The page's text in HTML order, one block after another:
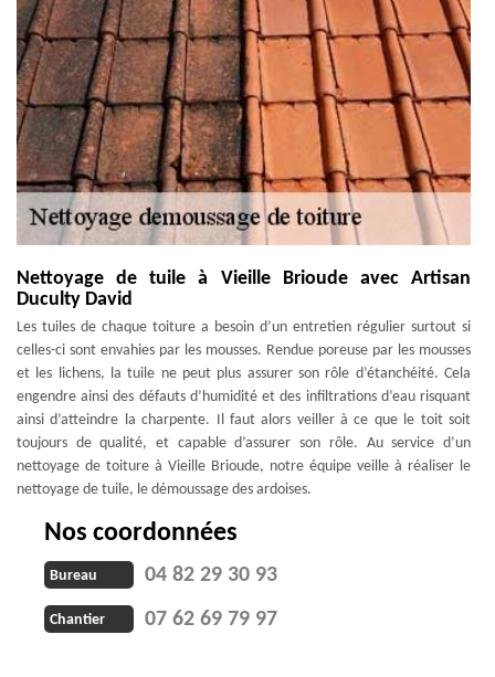
Nettoyage de tuile à Vieille Brioude avec Artisan
Duculty David
Les tuiles de chaque toiture a besoin d’un entretien régulier surtout si
celles-ci sont envahies par les mousses. Rendue poreuse par les mousses
et les lichens, la tuile ne peut plus assurer son rôle d’étanchéité. Cela
engendre ainsi des défauts d’humidité et des infiltrations d’eau risquant
ainsi d’atteindre la charpente. Il faut alors veiller à ce que le toit soit
toujours de qualité, et capable d’assurer son rôle. Au service d’un
nettoyage de toiture à Vieille Brioude, notre équipe veille à réaliser le
nettoyage de tuile, le démoussage des ardoises.
Nos coordonnées
Bureau 04 82 29 30 93
Chantier 07 62 69 79 97